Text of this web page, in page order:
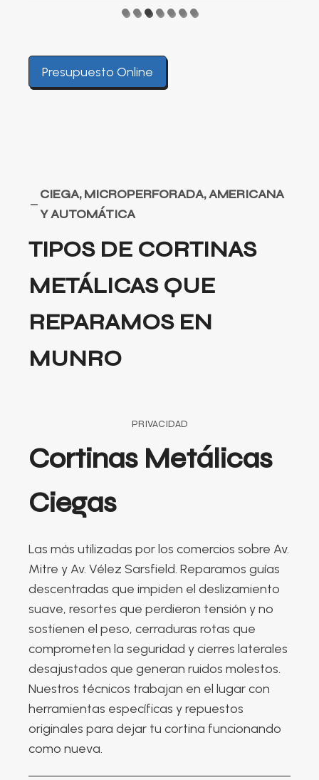
Presupuesto Online
CIEGA, MICROPERFORADA, AMERICANA
Y AUTOMÁTICA
TIPOS DE CORTINAS
METÁLICAS QUE
REPARAMOS EN
MUNRO
PRIVACIDAD
Cortinas Metálicas
Ciegas
Las más utilizadas por los comercios sobre Av.
Mitre y Av. Vélez Sarsfield. Reparamos guías
descentradas que impiden el deslizamiento
suave, resortes que perdieron tensión y no
sostienen el peso, cerraduras rotas que
comprometen la seguridad y cierres laterales
desajustados que generan ruidos molestos.
Nuestros técnicos trabajan en el lugar con
herramientas específicas y repuestos
originales para dejar tu cortina funcionando
como nueva.